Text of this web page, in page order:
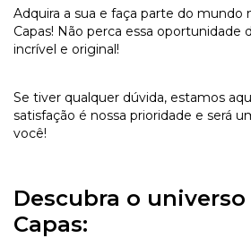
Adquira a sua e faça parte do mundo
Capas! Não perca essa oportunidade
incrível e original!
Se tiver qualquer dúvida, estamos
satisfação é nossa prioridade e será
você!
Descubra o
Capas: